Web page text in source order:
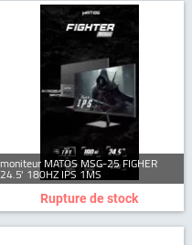
moniteur MATOS MSG-25 FIGHER
24.5' 180HZ IPS 1MS
Rupture de stock